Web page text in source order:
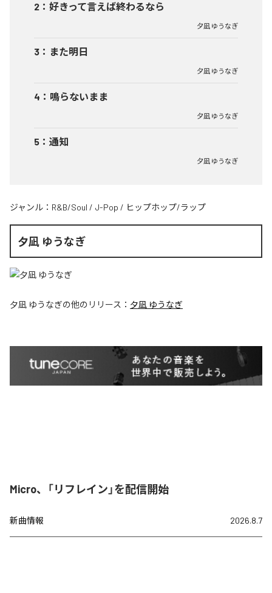
2 ： 好きって言えば終わるなら
夕凪 ゆうなぎ
3 ： また明日
夕凪 ゆうなぎ
4 ： 鳴らないまま
夕凪 ゆうなぎ
5 ： 通知
夕凪 ゆうなぎ
ジャンル： R&B/Soul / J-Pop / ヒップホップ/ラップ
夕凪 ゆうなぎ
夕凪 ゆうなぎの他のリリース： 夕凪 ゆうなぎ
Micro、「リフレイン」を配信開始
新曲情報 2026.8.7